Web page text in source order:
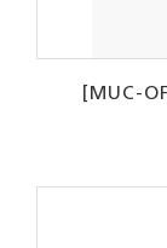
[MUC-